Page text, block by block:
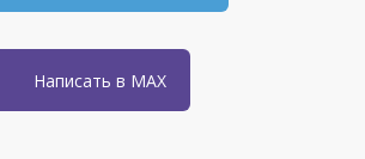
Написать в MAX